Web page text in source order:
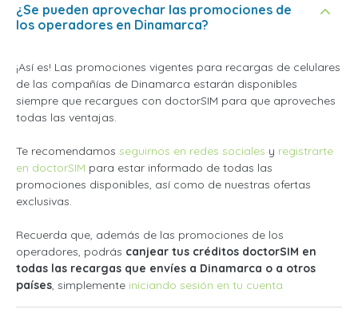
¿Se pueden aprovechar las promociones de
los operadores en Dinamarca?
¡Así es! Las promociones vigentes para recargas de celulares
de las compañías de Dinamarca estarán disponibles
siempre que recargues con doctorSIM para que aproveches
todas las ventajas.
Te recomendamos seguirnos en redes sociales y registrarte
en doctorSIM para estar informado de todas las
promociones disponibles, así como de nuestras ofertas
exclusivas.
Recuerda que, además de las promociones de los
operadores, podrás canjear tus créditos doctorSIM en
todas las recargas que envíes a Dinamarca o a otros
países, simplemente iniciando sesión en tu cuenta